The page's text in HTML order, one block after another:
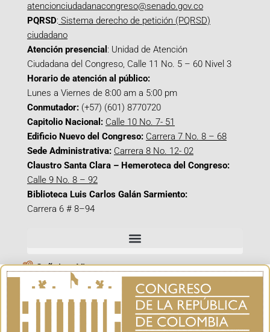
atencionciudadanacongreso@senado.gov.co
PQRSD: Sistema derecho de petición (PQRSD)
ciudadano
Atención presencial : Unidad de Atención
Ciudadana del Congreso, Calle 11 No. 5 – 60 Nivel 3
Horario de atención al público:
Lunes a Viernes de 8:00 am a 5:00 pm
Conmutador: (+57) (601) 8770720
Capitolio Nacional: Calle 10 No. 7- 51
Edificio Nuevo del Congreso: Carrera 7 No. 8 – 68
Sede Administrativa: Carrera 8 No. 12- 02
Claustro Santa Clara – Hemeroteca del Congreso:
Calle 9 No. 8 – 92
Biblioteca Luis Carlos Galán Sarmiento:
Carrera 6 # 8–94
Señal en Vivo
Facebook_@CamaraColombia
Instagram_@CamaraColombia
X_@CamaraColombia